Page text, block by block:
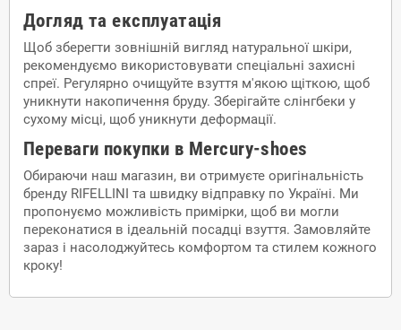
Догляд та експлуатація
Щоб зберегти зовнішній вигляд натуральної шкіри,
рекомендуємо використовувати спеціальні захисні
спреї. Регулярно очищуйте взуття м'якою щіткою, щоб
уникнути накопичення бруду. Зберігайте слінгбеки у
сухому місці, щоб уникнути деформації.
Переваги покупки в Mercury-shoes
Обираючи наш магазин, ви отримуєте оригінальність
бренду RIFELLINI та швидку відправку по Україні. Ми
пропонуємо можливість примірки, щоб ви могли
переконатися в ідеальній посадці взуття. Замовляйте
зараз і насолоджуйтесь комфортом та стилем кожного
кроку!